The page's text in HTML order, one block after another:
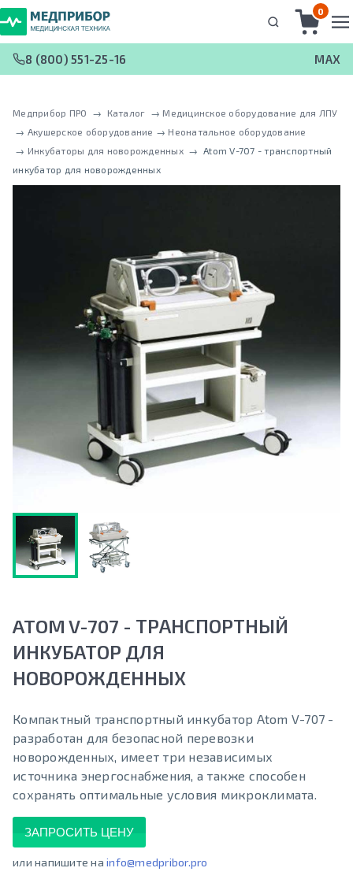
0
8 (800) 551-25-16 MAX
Медприбор ПРО → Каталог → Медицинское оборудование для ЛПУ
→ Акушерское оборудование → Неонатальное оборудование
→ Инкубаторы для новорожденных → Atom V-707 - транспортный
инкубатор для новорожденных
ATOM V-707 - ТРАНСПОРТНЫЙ
ИНКУБАТОР ДЛЯ
НОВОРОЖДЕННЫХ
Компактный транспортный инкубатор Atom V-707 -
разработан для безопасной перевозки
новорожденных, имеет три независимых
источника энергоснабжения, а также способен
сохранять оптимальные условия микроклимата.
ЗАПРОСИТЬ ЦЕНУ
или напишите на info@medpribor.pro